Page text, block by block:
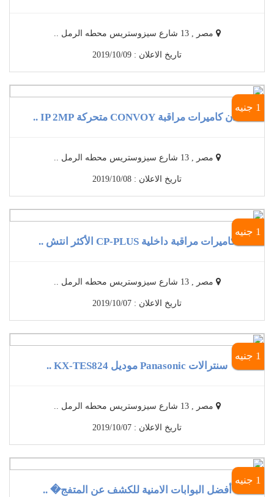
مصر , 13 شارع سيزوستريس محطه الرمل ..
تاريخ الاعلان : 2019/10/09
1 جنيه
الان كاميرات مراقبة CONVOY متحركة IP 2MP ..
مصر , 13 شارع سيزوستريس محطه الرمل ..
تاريخ الاعلان : 2019/10/08
1 جنيه
كاميرات مراقبة داخلية CP-PLUS الأكثر انتش ..
مصر , 13 شارع سيزوستريس محطه الرمل ..
تاريخ الاعلان : 2019/10/07
1 جنيه
سنترالات Panasonic موديل KX-TES824 ..
مصر , 13 شارع سيزوستريس محطه الرمل ..
تاريخ الاعلان : 2019/10/07
1 جنيه
أفضل البوابات الامنية للكشف عن المتفج� ..